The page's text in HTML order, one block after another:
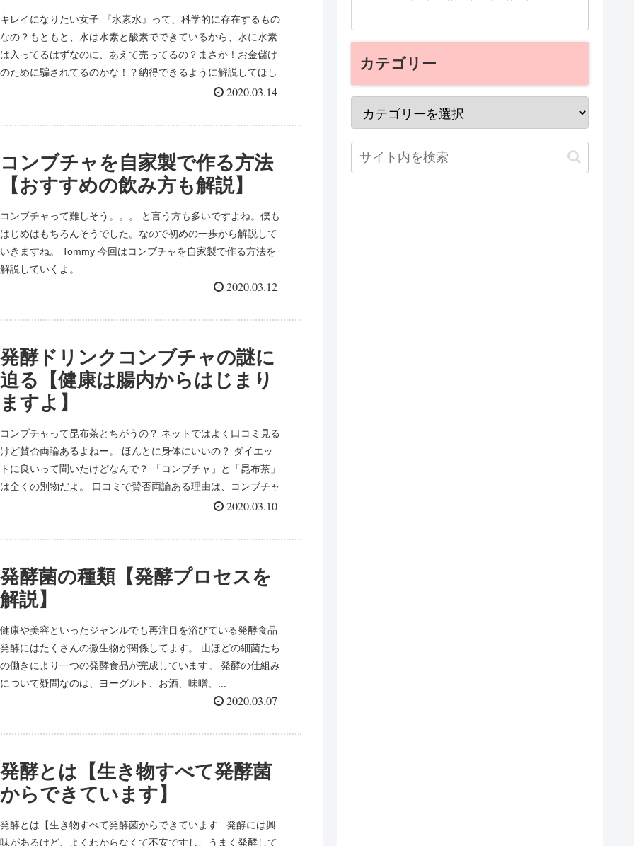
キレイになりたい女子 『水素水』って、科学的に存在するもの
なの？もともと、水は水素と酸素でできているから、水に水素
は入ってるはずなのに、あえて売ってるの？まさか！お金儲け
のために騙されてるのかな！？納得できるように解説してほし
2020.03.14
コンブチャを自家製で作る方法
【おすすめの飲み方も解説】
コンブチャって難しそう。。。 と言う方も多いですよね。僕も
はじめはもちろんそうでした。なので初めの一歩から解説して
いきますね。 Tommy 今回はコンブチャを自家製で作る方法を
解説していくよ。
2020.03.12
発酵ドリンクコンブチャの謎に
迫る【健康は腸内からはじまり
ますよ】
コンブチャって昆布茶とちがうの？ ネットではよく口コミ見る
けど賛否両論あるよねー。 ほんとに身体にいいの？ ダイエッ
トに良いって聞いたけどなんで？ 「コンブチャ」と「昆布茶」
は全くの別物だよ。 口コミで賛否両論ある理由は、コンブチャ
は欧米では定番の健康ドリンクなんだけど、『コンブチャ』っ
の効能が出し切れてないのも問題かもしれないね。一番良いの
ロリーでさらには美味しい。日本でも健康志向の高い消費者間
で話題になっているよね。 今回はコンブチャについてわかりや
すく説明していくよ！
2020.03.10
発酵菌の種類【発酵プロセスを
解説】
健康や美容といったジャンルでも再注目を浴びている発酵食品
発酵にはたくさんの微生物が関係してます。 山ほどの細菌たち
の働きにより一つの発酵食品が完成しています。 発酵の仕組み
について疑問なのは、ヨーグルト、お酒、味噌、...
2020.03.07
発酵とは【生き物すべて発酵菌
からできています】
発酵とは【生き物すべて発酵菌からできています 発酵には興
味があるけど、よくわからなくて不安ですし、うまく発酵して
カテゴリー